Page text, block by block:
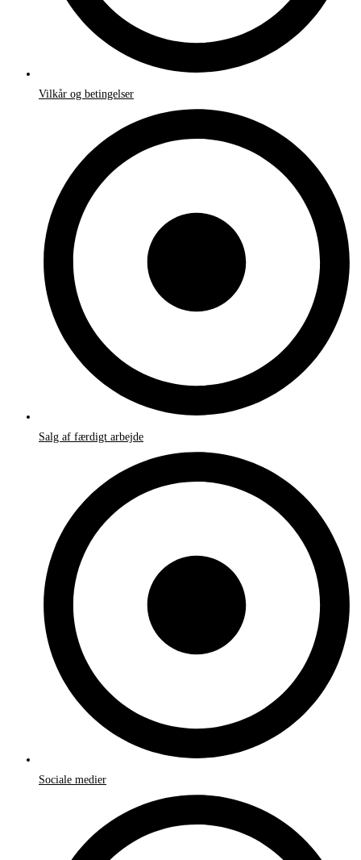
Vilkår og betingelser
Salg af færdigt arbejde
Sociale medier